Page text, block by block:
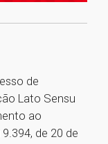
de
Lato Sensu
ao
de 20 de